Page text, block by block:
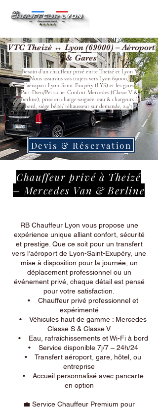
VTC Theizé ↔ Lyon (69000) – Aéroport
& Gares
Besoin d’un chauffeur privé entre Theizé et Lyon ?
Nous assurons vos trajets vers Lyon 69000,
l’aéroport Lyon‑Saint‑Exupéry (LYS) et les gares
Part‑Dieu/Perrache. Confort Mercedes (Classe V &
Berline), prise en charge soignée, eau & chargeurs à
bord, siège bébé/ réhausseur sur demande, 24/7.
Devis & Réservation
Chauffeur privé à Theizé
– Mercedes Van & Berline
RB Chauffeur Lyon vous propose une
expérience unique alliant confort, sécurité
et prestige. Que ce soit pour un transfert
vers l’aéroport de Lyon-Saint-Exupéry, une
mise à disposition pour la journée, un
déplacement professionnel ou un
événement privé, chaque détail est pensé
pour votre satisfaction.
• Chauffeur privé professionnel et
expérimenté
• Véhicules haut de gamme : Mercedes
Classe S & Classe V
• Eau, rafraîchissements et Wi-Fi à bord
• Service disponible 7j/7 – 24h/24
• Transfert aéroport, gare, hôtel, ou
entreprise
• Accueil personnalisé avec pancarte
en option
💼 Service Chauffeur Premium pour